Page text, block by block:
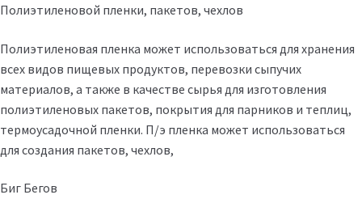
Полиэтиленовой пленки, пакетов, чехлов
Полиэтиленовая пленка может использоваться для хранения
всех видов пищевых продуктов, перевозки сыпучих
материалов, а также в качестве сырья для изготовления
полиэтиленовых пакетов, покрытия для парников и теплиц,
термоусадочной пленки. П/э пленка может использоваться
для создания пакетов, чехлов,
Биг Бегов